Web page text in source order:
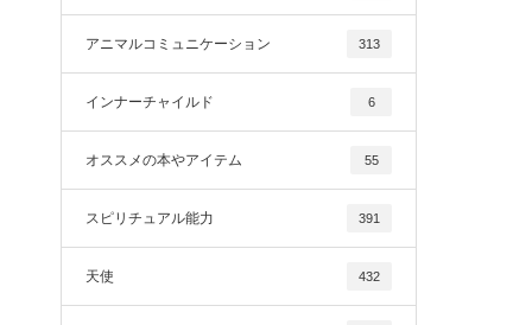
アニマルコミュニケーション 313
インナーチャイルド 6
オススメの本やアイテム 55
スピリチュアル能力 391
天使 432